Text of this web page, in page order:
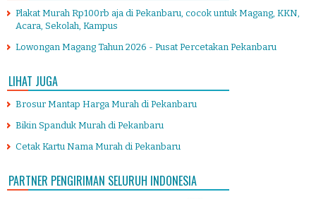
Plakat Murah Rp100rb aja di Pekanbaru, cocok untuk Magang, KKN,
Acara, Sekolah, Kampus
Lowongan Magang Tahun 2026 - Pusat Percetakan Pekanbaru
LIHAT JUGA
Brosur Mantap Harga Murah di Pekanbaru
Bikin Spanduk Murah di Pekanbaru
Cetak Kartu Nama Murah di Pekanbaru
PARTNER PENGIRIMAN SELURUH INDONESIA